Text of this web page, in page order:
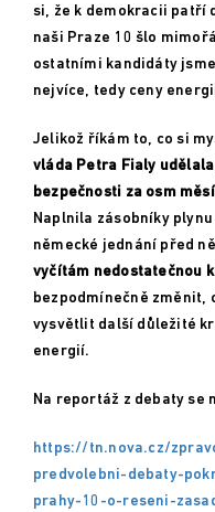
si, že k demokracii patří
naši Praze 10 šlo
ostatními kandidáty
nejvíce, tedy ceny
Jelikož říkám to, co si
vláda Petra Fialy
bezpečnosti za osm
Naplnila zásobníky
německé jednání před
vyčítám nedostatečnou
bezpodmínečně změnit,
vysvětlit další důležité
energií.
Na reportáž z debaty se
https://tn.nova.cz/
predvolebni-debaty-
prahy-10-o-reseni-